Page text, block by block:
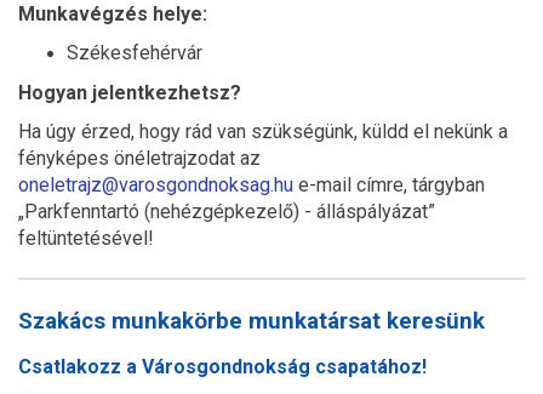
Munkavégzés helye:
Székesfehérvár
Hogyan jelentkezhetsz?
Ha úgy érzed, hogy rád van szükségünk, küldd el nekünk a
fényképes önéletrajzodat az
oneletrajz@varosgondnoksag.hu e-mail címre, tárgyban
„Parkfenntartó (nehézgépkezelő) - álláspályázat”
feltüntetésével!
Szakács munkakörbe munkatársat keresünk
Csatlakozz a Városgondnokság csapatához!